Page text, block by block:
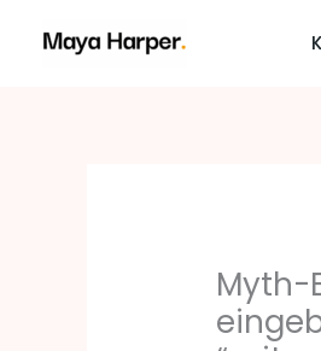
Inhalt
Myth-